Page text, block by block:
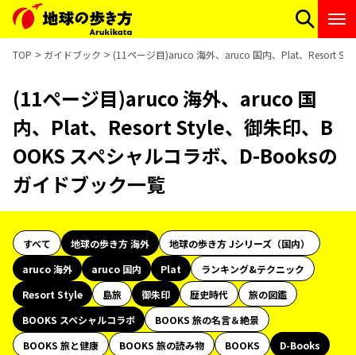
TOP ガイドブック (11ページ目)aruco 海外、aruco 国内、Plat、Resort
(11ページ目)aruco 海外、aruco 国
内、Plat、Resort Style、御朱印、B
OOKS スペシャルコラボ、D-Booksの
ガイドブック一覧
すべて 地球の歩き方 海外
地球の歩き方 Jシリーズ（国内）
aruco 海外
aruco 国内 Plat
ランキング&テクニック
Resort Style
島旅 御朱印 歴史時代
旅の図鑑
BOOKS スペシャルコラボ
BOOKS 旅の名言＆絶景
BOOKS 旅と健康
BOOKS 旅の読み物 BOOKS
D-Books